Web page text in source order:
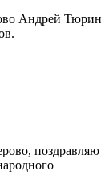
Андрей Тюрин
поздравляю